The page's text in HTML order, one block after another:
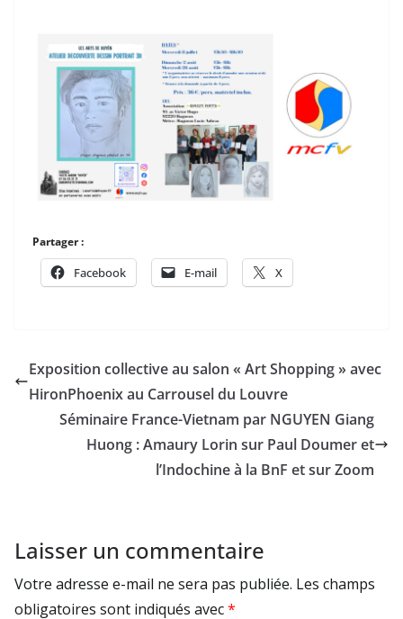
Partager :
Facebook E-mail X
Exposition collective au salon « Art Shopping » avec
HironPhoenix au Carrousel du Louvre
Séminaire France-Vietnam par NGUYEN Giang
Huong : Amaury Lorin sur Paul Doumer et
l’Indochine à la BnF et sur Zoom
Laisser un commentaire
Votre adresse e-mail ne sera pas publiée. Les champs
obligatoires sont indiqués avec*